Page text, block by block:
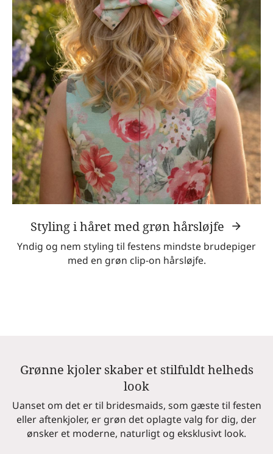
Styling i håret med grøn hårsløjfe
Yndig og nem styling til festens mindste brudepiger
med en grøn clip-on hårsløjfe.
Grønne kjoler skaber et stilfuldt helheds
look
Uanset om det er til bridesmaids, som gæste til festen
eller aftenkjoler, er grøn det oplagte valg for dig, der
ønsker et moderne, naturligt og eksklusivt look.